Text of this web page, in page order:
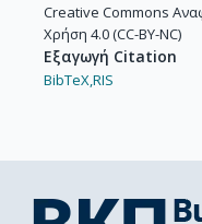
Creative Commons
Χρήση 4.0 (CC-BY-NC)
Εξαγωγή Citation
BibTeX,RIS